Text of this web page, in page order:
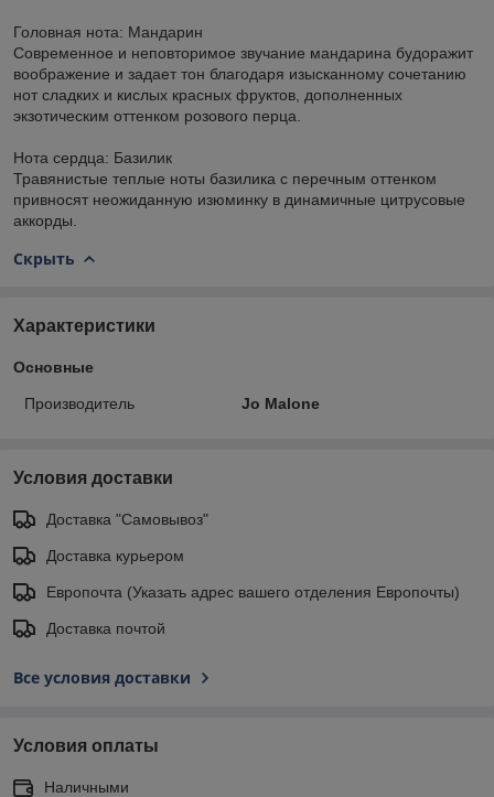
Головная нота: Мандарин
Современное и неповторимое звучание мандарина будоражит
воображение и задает тон благодаря изысканному сочетанию
нот сладких и кислых красных фруктов, дополненных
экзотическим оттенком розового перца.
Нота сердца: Базилик
Травянистые теплые ноты базилика с перечным оттенком
привносят неожиданную изюминку в динамичные цитрусовые
аккорды.
Скрыть
Характеристики
Основные
Производитель Jo Malone
Условия доставки
Доставка "Самовывоз"
Доставка курьером
Европочта (Указать адрес вашего отделения Европочты)
Доставка почтой
Все условия доставки
Условия оплаты
Наличными